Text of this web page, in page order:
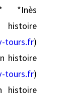
*Inès
histoire
tours.fr)
histoire
tours.fr)
histoire